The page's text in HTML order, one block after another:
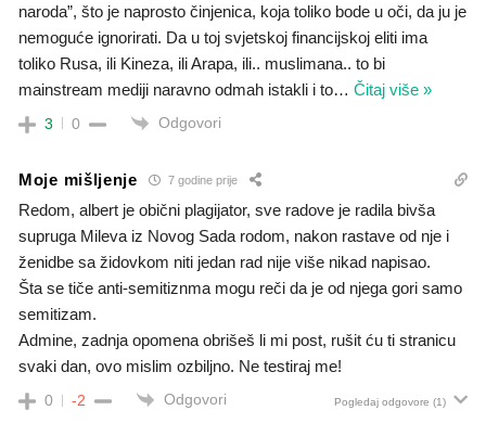
naroda”, što je naprosto činjenica, koja toliko bode u oči, da ju je
nemoguće ignorirati. Da u toj svjetskoj financijskoj eliti ima
toliko Rusa, ili Kineza, ili Arapa, ili.. muslimana.. to bi
mainstream mediji naravno odmah istakli i to… Čitaj više »
3 0 Odgovori
Moje mišljenje 7 godine prije
Redom, albert je obični plagijator, sve radove je radila bivša
supruga Mileva iz Novog Sada rodom, nakon rastave od nje i
ženidbe sa židovkom niti jedan rad nije više nikad napisao.
Šta se tiče anti-semitiznma mogu reči da je od njega gori samo
semitizam.
Admine, zadnja opomena obrišeš li mi post, rušit ću ti stranicu
svaki dan, ovo mislim ozbiljno. Ne testiraj me!
0 -2 Odgovori Pogledaj odgovore (1)